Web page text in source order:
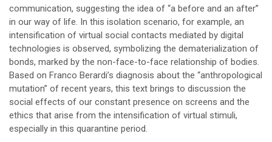
communication, suggesting the idea of ​​“a before and an after”
in our way of life. In this isolation scenario, for example, an
intensification of virtual social contacts mediated by digital
technologies is observed, symbolizing the dematerialization of
bonds, marked by the non-face-to-face relationship of bodies.
Based on Franco Berardi’s diagnosis about the “anthropological
mutation” of recent years, this text brings to discussion the
social effects of our constant presence on screens and the
ethics that arise from the intensification of virtual stimuli,
especially in this quarantine period.